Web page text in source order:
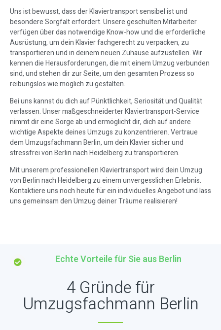
Uns ist bewusst, dass der Klaviertransport sensibel ist und
besondere Sorgfalt erfordert. Unsere geschulten Mitarbeiter
verfügen über das notwendige Know-how und die erforderliche
Ausrüstung, um dein Klavier fachgerecht zu verpacken, zu
transportieren und in deinem neuen Zuhause aufzustellen. Wir
kennen die Herausforderungen, die mit einem Umzug verbunden
sind, und stehen dir zur Seite, um den gesamten Prozess so
reibungslos wie möglich zu gestalten.
Bei uns kannst du dich auf Pünktlichkeit, Seriosität und Qualität
verlassen. Unser maßgeschneiderter Klaviertransport-Service
nimmt dir eine Sorge ab und ermöglicht dir, dich auf andere
wichtige Aspekte deines Umzugs zu konzentrieren. Vertraue
dem Umzugsfachmann Berlin, um dein Klavier sicher und
stressfrei von Berlin nach Heidelberg zu transportieren.
Mit unserem professionellen Klaviertransport wird dein Umzug
von Berlin nach Heidelberg zu einem unvergesslichen Erlebnis.
Kontaktiere uns noch heute für ein individuelles Angebot und lass
uns gemeinsam den Umzug deiner Träume realisieren!
Echte Vorteile für Sie aus Berlin
4 Gründe für
Umzugsfachmann Berlin